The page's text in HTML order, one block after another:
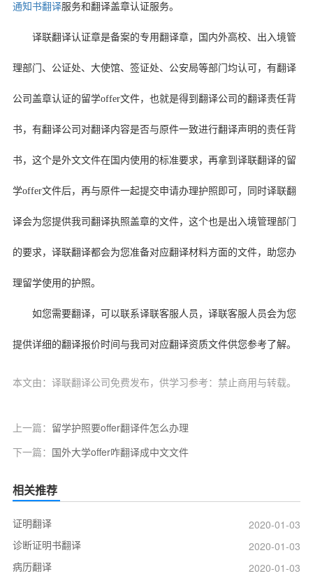
通知书翻译服务和翻译盖章认证服务。
译联翻译认证章是备案的专用翻译章，国内外高校、出入境管
理部门、公证处、大使馆、签证处、公安局等部门均认可，有翻译
公司盖章认证的留学offer文件，也就是得到翻译公司的翻译责任背
书，有翻译公司对翻译内容是否与原件一致进行翻译声明的责任背
书，这个是外文文件在国内使用的标准要求，再拿到译联翻译的留
学offer文件后，再与原件一起提交申请办理护照即可，同时译联翻
译会为您提供我司翻译执照盖章的文件，这个也是出入境管理部门
的要求，译联翻译都会为您准备对应翻译材料方面的文件，助您办
理留学使用的护照。
如您需要翻译，可以联系译联客服人员，译联客服人员会为您
提供详细的翻译报价时间与我司对应翻译资质文件供您参考了解。
本文由：译联翻译公司免费发布，供学习参考：禁止商用与转载。
上一篇： 留学护照要offer翻译件怎么办理
下一篇： 国外大学offer咋翻译成中文文件
相关推荐
证明翻译
2020-01-03
诊断证明书翻译
2020-01-03
病历翻译
2020-01-03